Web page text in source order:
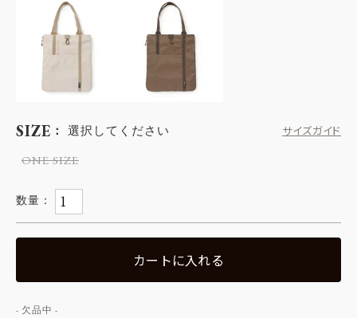
SIZE 選択してください
サイズガイド
ONE SIZE
カートに入れる